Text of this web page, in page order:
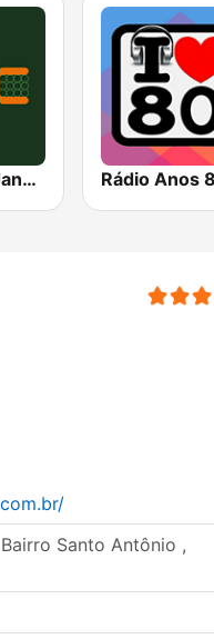
TMC Rio de Janeiro Rádio Anos
Santo Antônio ,